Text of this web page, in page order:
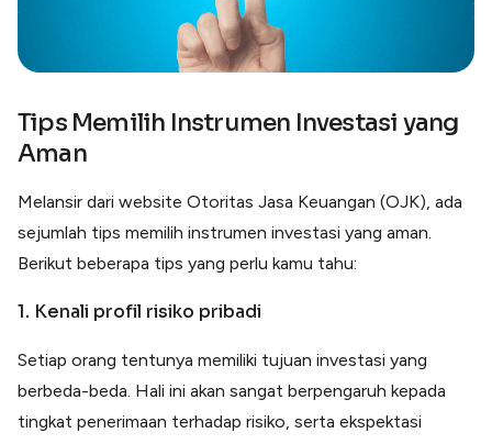
Tips Memilih Instrumen Investasi yang
Aman
Melansir dari website Otoritas Jasa Keuangan (OJK), ada
sejumlah tips memilih instrumen investasi yang aman.
Berikut beberapa tips yang perlu kamu tahu:
1. Kenali profil risiko pribadi
Setiap orang tentunya memiliki tujuan investasi yang
berbeda-beda. Hali ini akan sangat berpengaruh kepada
tingkat penerimaan terhadap risiko, serta ekspektasi